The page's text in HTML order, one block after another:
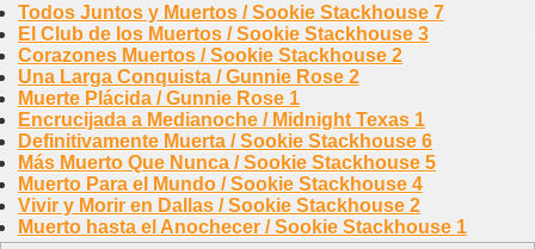
Todos Juntos y Muertos / Sookie Stackhouse 7
El Club de los Muertos / Sookie Stackhouse 3
Corazones Muertos / Sookie Stackhouse 2
Una Larga Conquista / Gunnie Rose 2
Muerte Plácida / Gunnie Rose 1
Encrucijada a Medianoche / Midnight Texas 1
Definitivamente Muerta / Sookie Stackhouse 6
Más Muerto Que Nunca / Sookie Stackhouse 5
Muerto Para el Mundo / Sookie Stackhouse 4
Vivir y Morir en Dallas / Sookie Stackhouse 2
Muerto hasta el Anochecer / Sookie Stackhouse 1